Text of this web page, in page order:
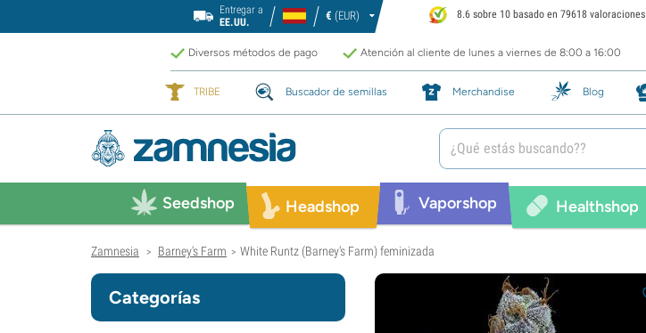
Entregar a
EE.UU.
€ (EUR) 8.6 sobre 10 basado en 79618 valoraciones
Diversos métodos de pago Atención al cliente de lunes a viernes de 8:00 a 16:00
TRIBE Buscador de semillas Merchandise Blog
Seedshop Headshop Vaporshop Healthshop
Zamnesia > Barney's Farm > White Runtz (Barney's Farm) feminizada
Categorías